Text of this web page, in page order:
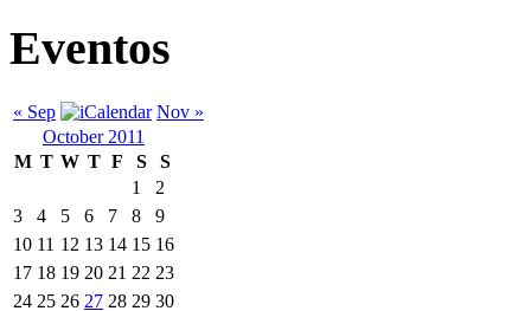
Eventos
« Sep
Nov »
October 2011
M T W T F S
S
1
2
3
4 5 6 7 8
9
10 11 12 13 14 15 16
17 18 19 20 21 22 23
24 25 26 27 28 29 30